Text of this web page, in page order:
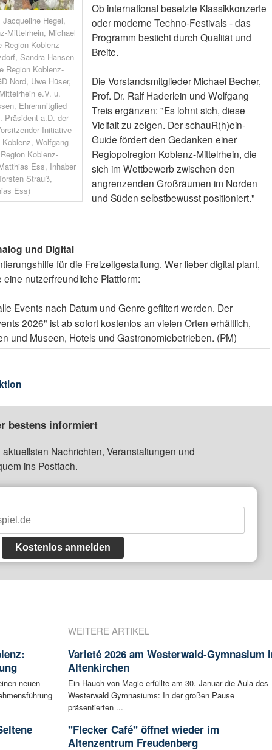
Hegel,
Mittelrhein, Michael
Region Koblenz-
Sandra Hansen-
Region Koblenz-
Nord, Uwe Hüser,
e.V. u.
Ehrenmitglied
Präsident a.D. der
Initiative
Wolfgang
Koblenz-
Ess, Inhaber
Strauß,
Ess)
Ob international besetzte Klassikkonzerte
oder moderne Techno-Festivals - das
Programm besticht durch Qualität und
Breite.
Die Vorstandsmitglieder Michael Becher,
Prof. Dr. Ralf Haderlein und Wolfgang
Treis ergänzen: "Es lohnt sich, diese
Vielfalt zu zeigen. Der schauR(h)ein-
Guide fördert den Gedanken einer
Regiopolregion Koblenz-Mittelrhein, die
sich im Wettbewerb zwischen den
angrenzenden Großräumen im Norden
und Süden selbstbewusst positioniert."
und Digital
für die Freizeitgestaltung. Wer lieber digital plant,
nutzerfreundliche Plattform:
Events nach Datum und Genre gefiltert werden. Der
2026" ist ab sofort kostenlos an vielen Orten erhältlich,
und Museen, Hotels und Gastronomiebetrieben. (PM)
bestens informiert
Nachrichten, Veranstaltungen und
ins Postfach.
Kostenlos anmelden
neuen
WEITERE ARTIKEL
Varieté 2026 am Westerwald-Gymnasium
Altenkirchen
Ein Hauch von Magie erfüllte am 30. Januar die Aula des
Westerwald Gymnasiums: In der großen Pause
präsentierten ...
"Flecker Café" öffnet wieder im
Altenzentrum Freudenberg